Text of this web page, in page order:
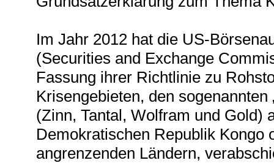
Im Jahr 2012 hat die US-
(Securities and Exchange
Fassung ihrer Richtlinie zu
Krisengebieten, den sogenannten
(Zinn, Tantal, Wolfram und Gold)
Demokratischen Republik Kongo
angrenzenden Ländern,